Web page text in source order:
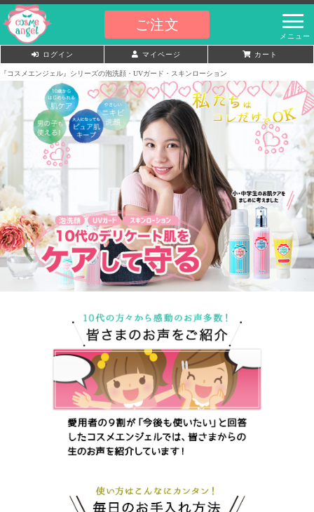
ご注文
ログイン マイページ カート
『コスメエンジェル』シリーズの泡洗顔・UVガード・スキンローション